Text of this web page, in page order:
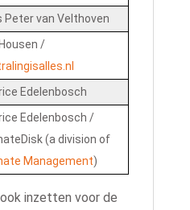
Peter van Velthoven
/
Edelenbosch
Edelenbosch /
(a division of
Management)
inzetten voor de